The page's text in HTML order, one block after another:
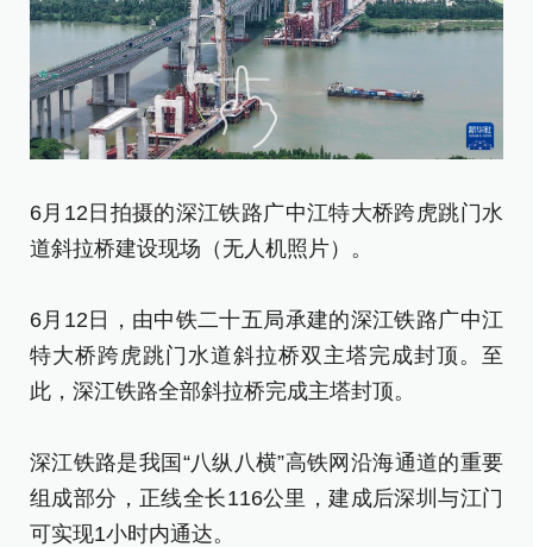
6月12日拍摄的深江铁路广中江特大桥跨虎跳门水
道斜拉桥建设现场（无人机照片）。
6月12日，由中铁二十五局承建的深江铁路广中江
特大桥跨虎跳门水道斜拉桥双主塔完成封顶。至
此，深江铁路全部斜拉桥完成主塔封顶。
深江铁路是我国“八纵八横”高铁网沿海通道的重要
组成部分，正线全长116公里，建成后深圳与江门
可实现1小时内通达。